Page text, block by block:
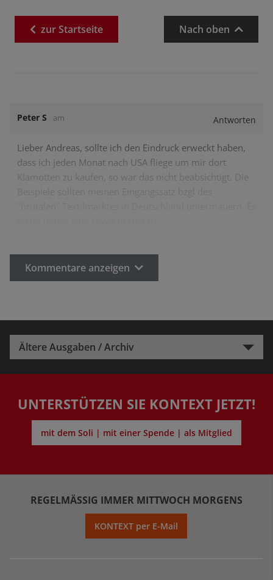
zurStartseite Nach oben
Peter S am Antworten
Lieber Andreas, sollte ich den Eindruck erweckt haben,
dass ich jeden Monat nach USA fliege um mir dort
Klamotten zu kaufen, so war das nicht beabsichtigt. Die
Kommentare anzeigen
Ältere Ausgaben / Archiv
UNTERSTÜTZEN SIE KONTEXT JETZT!
mit dem Soli | mit einer Spende | als Mitglied
REGELMÄSSIG IMMER MITTWOCH MORGENS
KONTEXT per E-Mail